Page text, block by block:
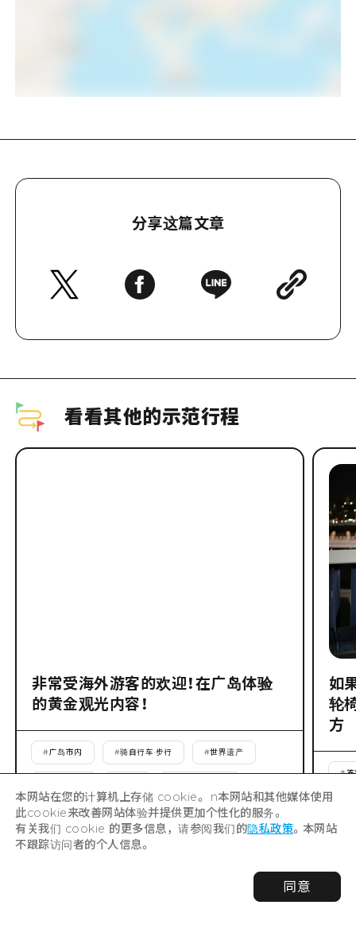
分享这篇文章
看看其他的示范行程
非常受海外游客的欢迎！在广岛体验
的黄金观光内容！
#广岛市内 #骑自行车·步行 #世界遗产
#逛街 # 享受美食 #享受夜晚 #第一次
#回头客 #与朋友一起
如
轮
方
#答
本网站在您的计算机上存储 cookie。 n本网站和其他媒体使用
此cookie来改善网站体验并提供更加个性化的服务。
有关我们 cookie 的更多信息，请参阅我们的隐私政策。本网站
不跟踪访问者的个人信息。
同意